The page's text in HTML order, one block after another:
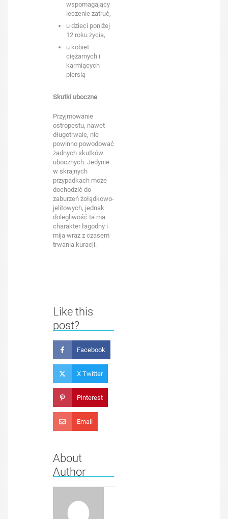
wspomagający
leczenie zatruć,
u dzieci poniżej
12 roku życia,
u kobiet
ciężarnych i
karmiących
piersią
Skutki uboczne
Przyjmowanie
ostropestu, nawet
długotrwale, nie
powinno powodować
żadnych skutków
ubocznych. Jedynie
w skrajnych
przypadkach może
dochodzić do
zaburzeń żołądkowo-
jelitowych, jednak
dolegliwość ta ma
charakter łagodny i
mija wraz z czasem
trwania kuracji.
Like this
post?
Facebook
X Twitter
Pinterest
Email
About
Author